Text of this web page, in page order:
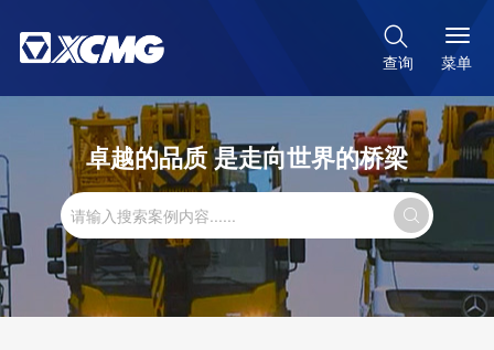

查询 菜单
卓越的品质 是走向世界的桥梁
